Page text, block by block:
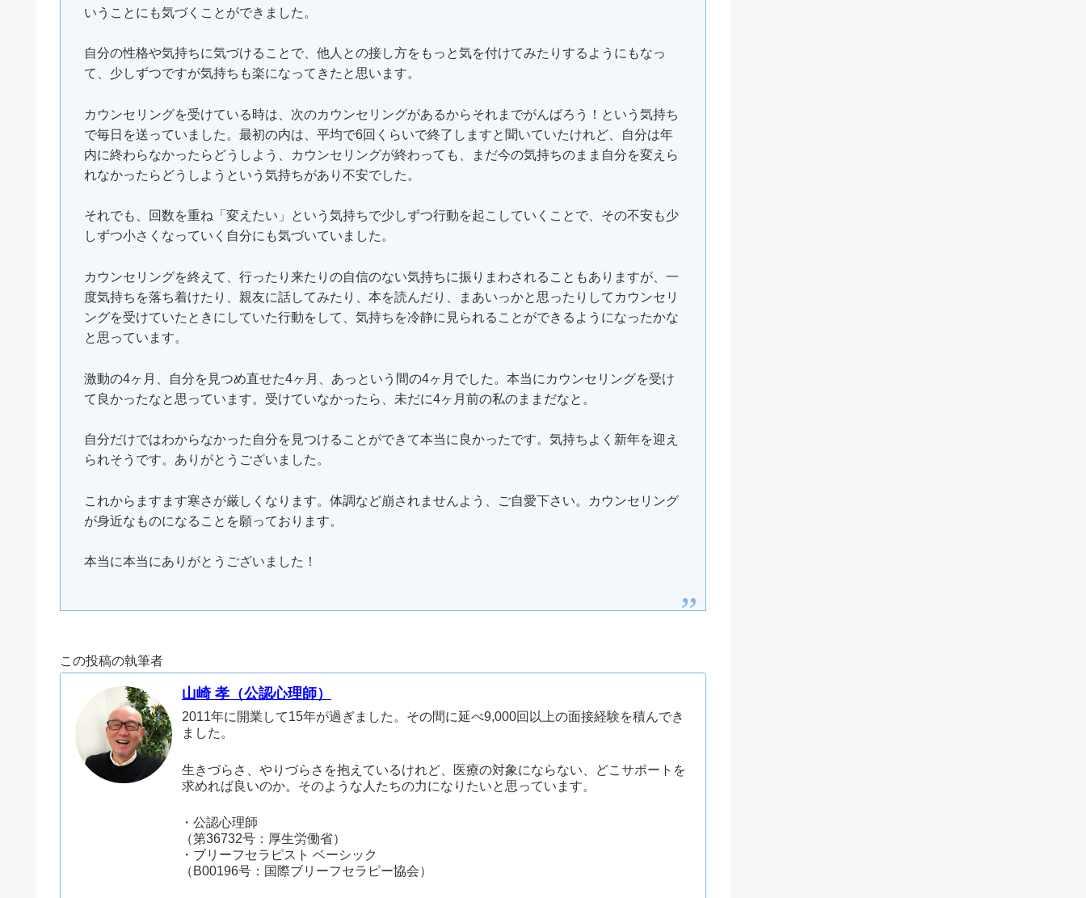
いうことにも気づくことができました。
自分の性格や気持ちに気づけることで、他人との接し方をもっと気を付けてみたりするようにもなっ
て、少しずつですが気持ちも楽になってきたと思います。
カウンセリングを受けている時は、次のカウンセリングがあるからそれまでがんばろう！という気持ち
で毎日を送っていました。最初の内は、平均で6回くらいで終了しますと聞いていたけれど、自分は年
内に終わらなかったらどうしよう、カウンセリングが終わっても、まだ今の気持ちのまま自分を変えら
れなかったらどうしようという気持ちがあり不安でした。
それでも、回数を重ね「変えたい」という気持ちで少しずつ行動を起こしていくことで、その不安も少
しずつ小さくなっていく自分にも気づいていました。
カウンセリングを終えて、行ったり来たりの自信のない気持ちに振りまわされることもありますが、一
度気持ちを落ち着けたり、親友に話してみたり、本を読んだり、まあいっかと思ったりしてカウンセリ
ングを受けていたときにしていた行動をして、気持ちを冷静に見られることができるようになったかな
と思っています。
激動の4ヶ月、自分を見つめ直せた4ヶ月、あっという間の4ヶ月でした。本当にカウンセリングを受け
て良かったなと思っています。受けていなかったら、未だに4ヶ月前の私のままだなと。
自分だけではわからなかった自分を見つけることができて本当に良かったです。気持ちよく新年を迎え
られそうです。ありがとうございました。
これからますます寒さが厳しくなります。体調など崩されませんよう、ご自愛下さい。カウンセリング
が身近なものになることを願っております。
本当に本当にありがとうございました！
この投稿の執筆者
山崎 孝（公認心理師）
2011年に開業して15年が過ぎました。その間に延べ9,000回以上の面接経験を積んでき
ました。
生きづらさ、やりづらさを抱えているけれど、医療の対象にならない、どこサポートを
求めれば良いのか。そのような人たちの力になりたいと思っています。
・公認心理師
（第36732号：厚生労働省）
・ブリーフセラピスト ベーシック
（B00196号：国際ブリーフセラピー協会）